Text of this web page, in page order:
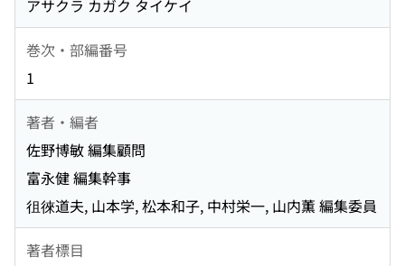
アサクラ カガク タイケイ
巻次・部編番号
1
著者・編者
佐野博敏 編集顧問
富永健 編集幹事
徂徠道夫, 山本学, 松本和子, 中村栄一, 山内薫 編集委員
著者標目